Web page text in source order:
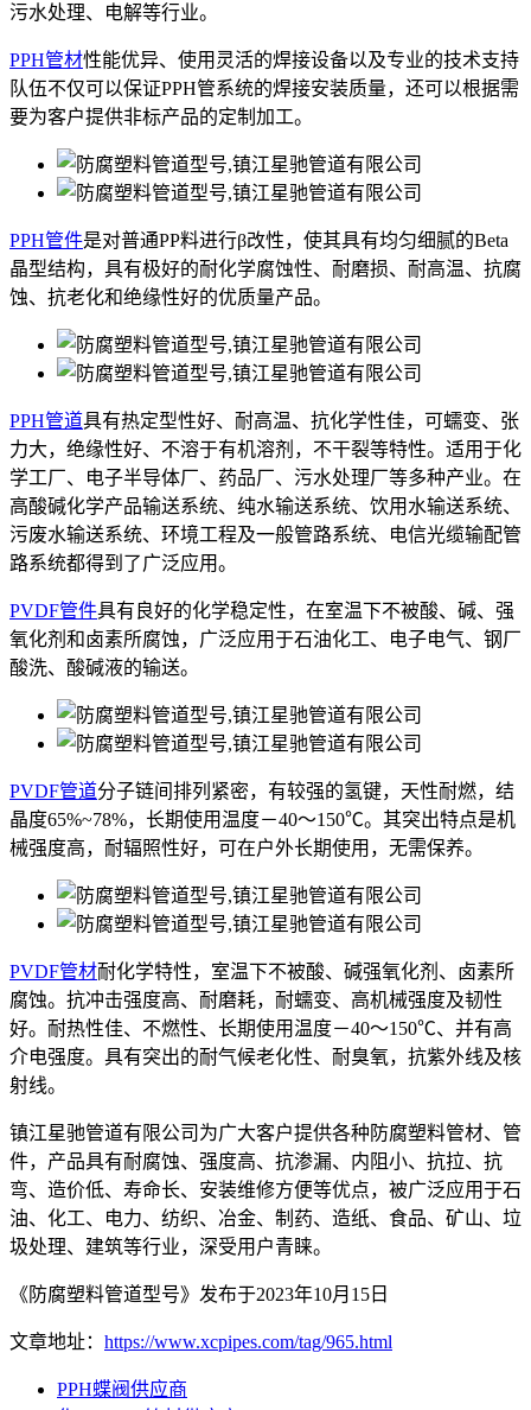
污水处理、电解等行业。
PPH管材性能优异、使用灵活的焊接设备以及专业的技术支持
队伍不仅可以保证PPH管系统的焊接安装质量，还可以根据需
要为客户提供非标产品的定制加工。
PPH管件是对普通PP料进行β改性，使其具有均匀细腻的Beta
晶型结构，具有极好的耐化学腐蚀性、耐磨损、耐高温、抗腐
蚀、抗老化和绝缘性好的优质量产品。
PPH管道具有热定型性好、耐高温、抗化学性佳，可蠕变、张
力大，绝缘性好、不溶于有机溶剂，不干裂等特性。适用于化
学工厂、电子半导体厂、药品厂、污水处理厂等多种产业。在
高酸碱化学产品输送系统、纯水输送系统、饮用水输送系统、
污废水输送系统、环境工程及一般管路系统、电信光缆输配管
路系统都得到了广泛应用。
PVDF管件具有良好的化学稳定性，在室温下不被酸、碱、强
氧化剂和卤素所腐蚀，广泛应用于石油化工、电子电气、钢厂
酸洗、酸碱液的输送。
PVDF管道分子链间排列紧密，有较强的氢键，天性耐燃，结
晶度65%~78%，长期使用温度－40～150℃。其突出特点是机
械强度高，耐辐照性好，可在户外长期使用，无需保养。
PVDF管材耐化学特性，室温下不被酸、碱强氧化剂、卤素所
腐蚀。抗冲击强度高、耐磨耗，耐蠕变、高机械强度及韧性
好。耐热性佳、不燃性、长期使用温度－40～150℃、并有高
介电强度。具有突出的耐气候老化性、耐臭氧，抗紫外线及核
射线。
镇江星驰管道有限公司为广大客户提供各种防腐塑料管材、管
件，产品具有耐腐蚀、强度高、抗渗漏、内阻小、抗拉、抗
弯、造价低、寿命长、安装维修方便等优点，被广泛应用于石
油、化工、电力、纺织、冶金、制药、造纸、食品、矿山、垃
圾处理、建筑等行业，深受用户青睐。
《防腐塑料管道型号》发布于2023年10月15日
文章地址： https://www.xcpipes.com/tag/965.html
PPH蝶阀供应商